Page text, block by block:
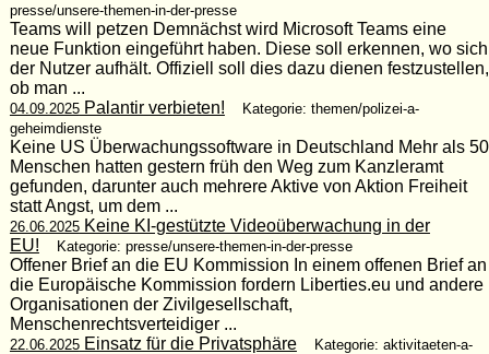
presse/unsere-themen-in-der-presse
Teams will petzen Demnächst wird Microsoft Teams eine
neue Funktion eingeführt haben. Diese soll erkennen, wo sich
der Nutzer aufhält. Offiziell soll dies dazu dienen festzustellen,
ob man ...
04.09.2025Palantir verbieten!
Kategorie: themen/polizei-a-
geheimdienste
Keine US Überwachungssoftware in Deutschland Mehr als 50
Menschen hatten gestern früh den Weg zum Kanzleramt
gefunden, darunter auch mehrere Aktive von Aktion Freiheit
statt Angst, um dem ...
26.06.2025Keine KI-gestützte Videoüberwachung in der
EU!
Kategorie: presse/unsere-themen-in-der-presse
Offener Brief an die EU Kommission In einem offenen Brief an
die Europäische Kommission fordern Liberties.eu und andere
Organisationen der Zivilgesellschaft,
Menschenrechtsverteidiger ...
22.06.2025Einsatz für die Privatsphäre
Kategorie: aktivitaeten-a-